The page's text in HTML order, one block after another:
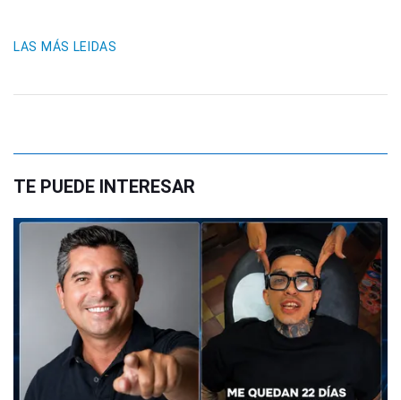
LAS MÁS LEIDAS
TE PUEDE INTERESAR